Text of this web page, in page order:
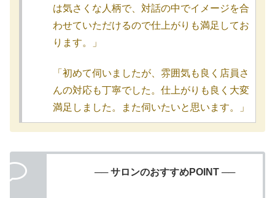
は気さくな人柄で、対話の中でイメージを合
わせていただけるので仕上がりも満足してお
ります。」
「初めて伺いましたが、雰囲気も良く店員さ
んの対応も丁寧でした。仕上がりも良く大変
満足しました。また伺いたいと思います。」
── サロンのおすすめPOINT ──